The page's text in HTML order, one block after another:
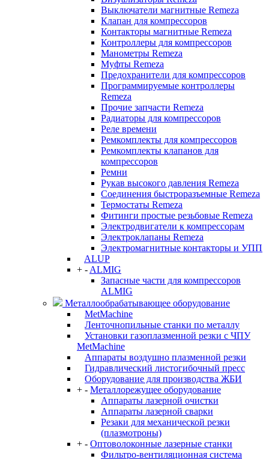
Выключатели магнитные Remeza
Клапан для компрессоров
Контакторы магнитные Remeza
Контроллеры для компрессоров
Манометры Remeza
Муфты Remeza
Предохранители для компрессоров
Программируемые контроллеры
Remeza
Прочие запчасти Remeza
Радиаторы для компрессоров
Реле времени
Ремкомплекты для компрессоров
Ремкомплекты клапанов для
компрессоров
Ремни
Рукав высокого давления Remeza
Соединения быстроразъемные Remeza
Термостаты Remeza
Фитинги простые резьбовые Remeza
Электродвигатели к компрессорам
Электроклапаны Remeza
Электромагнитные контакторы и УПП
ALUP
+ - ALMIG
Запасные части для компрессоров
ALMIG
Металлообрабатывающее оборудование
MetMachine
Ленточнопильные станки по металлу
Установки газоплазменной резки с ЧПУ
MetMachine
Аппараты воздушно плазменной резки
Гидравлический листогибочный пресс
Оборудование для производства ЖБИ
+ - Металлорежущее оборудование
Аппараты лазерной очистки
Аппараты лазерной сварки
Резаки для механической резки
(плазмотроны)
+ - Оптоволоконные лазерные станки
Фильтро-вентиляционная система